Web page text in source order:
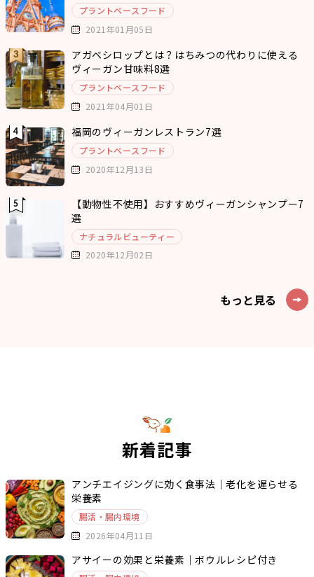
プラントベースフード
2021年01月05日
アガベシロップとは？はちみつの代わりに使える
ヴィーガン甘味料8選
プラントベースフード
2021年04月01日
福岡のヴィーガンレストラン7選
プラントベースフード
2020年12月13日
【動物性不使用】おすすめヴィーガンシャンプー7
選
ナチュラルビューティー
2020年12月02日
もっと見る
新着記事
アンチエイジングに効く食事法｜老化を遅らせる
栄養素
腸活・腸内環境
2026年04月11日
アサイーの効果と栄養素｜ボウルレシピ付き